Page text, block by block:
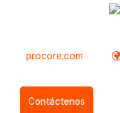
procore.com
Contáctenos